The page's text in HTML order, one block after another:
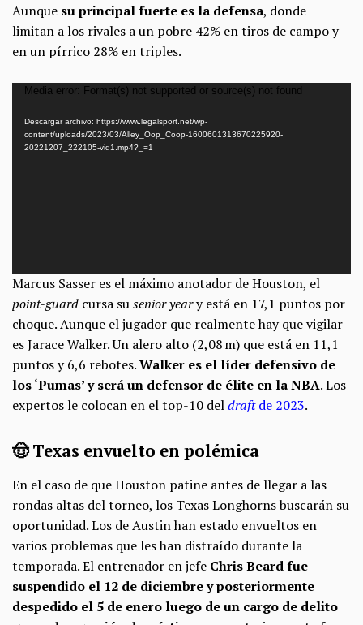
Aunque su principal fuerte es la defensa, donde
limitan a los rivales a un pobre 42% en tiros de campo y
en un pírrico 28% en triples.
Reproductor
vídeo
Media error: Format(s) not supported or source(s) not found
Descargar archivo: https://www.legalsport.net/wp-
content/uploads/2023/03/Alley_Oop_Coop-1600601313670225920-
20221207_222105-vid1.mp4?_=1
Marcus Sasser es el máximo anotador de Houston, el
point-guard cursa susenior yeary está en 17,1 puntos por
choque. Aunque el jugador que realmente hay que vigilar
es Jarace Walker. Un alero alto (2,08 m) que está en 11,1
puntos y 6,6 rebotes.Walker es el líder defensivo de
los ‘Pumas’ y será un defensor de élite en la NBA. Los
expertos le colocan en el top-10 deldraftde 2023.
🤠 Texas envuelto en polémica
En el caso de que Houston patine antes de llegar a las
rondas altas del torneo, los Texas Longhorns buscarán su
oportunidad. Los de Austin han estado envueltos en
varios problemas que les han distraído durante la
temporada. El entrenador en jefe Chris Beard fue
suspendido el 12 de diciembre y posteriormente
despedido el 5 de enero luego de un cargo de delito